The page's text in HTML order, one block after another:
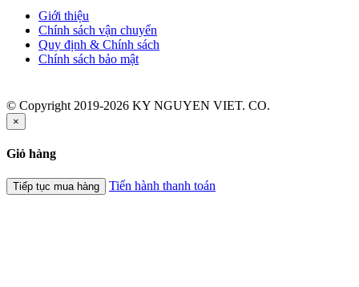
Giới thiệu
Chính sách vận chuyển
Quy định & Chính sách
Chính sách bảo mật
© Copyright 2019-2026 KY NGUYEN VIET. CO.
×
Giỏ hàng
Tiếp tục mua hàng Tiến hành thanh toán